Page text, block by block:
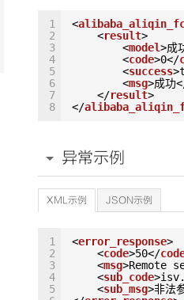
1
2
3
4
5
6
7
8
<
<result>
<model>成
<code>0</
<success
<msg>成功
</result>
</
异常示例
XML示例 JSON示例
1
2
3
4
5
<error_response>
<code>50</
<msg>Remote
<sub_code
<sub_msg>非法